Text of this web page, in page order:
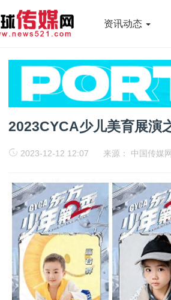
资讯动态
2023CYCA少儿美育展演
2023-12-12 12:07 来源： 中国传媒